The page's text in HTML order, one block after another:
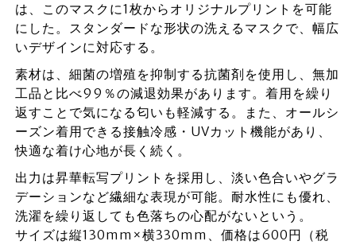
は、このマスクに1枚からオリジナルプリントを可能
にした。スタンダードな形状の洗えるマスクで、幅広
いデザインに対応する。
素材は、細菌の増殖を抑制する抗菌剤を使用し、無加
工品と比べ99％の減退効果があります。着用を繰り
返すことで気になる匂いも軽減する。また、オールシ
ーズン着用できる接触冷感・UVカット機能があり、
快適な着け心地が長く続く。
出力は昇華転写プリントを採用し、淡い色合いやグラ
デーションなど繊細な表現が可能。耐水性にも優れ、
洗濯を繰り返しても色落ちの心配がないという。
サイズは縦130mm×横330mm、価格は600円（税